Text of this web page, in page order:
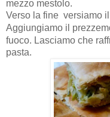
mezzo mestolo.
Verso la fine versiamo
Aggiungiamo il
fuoco. Lasciamo che
pasta.